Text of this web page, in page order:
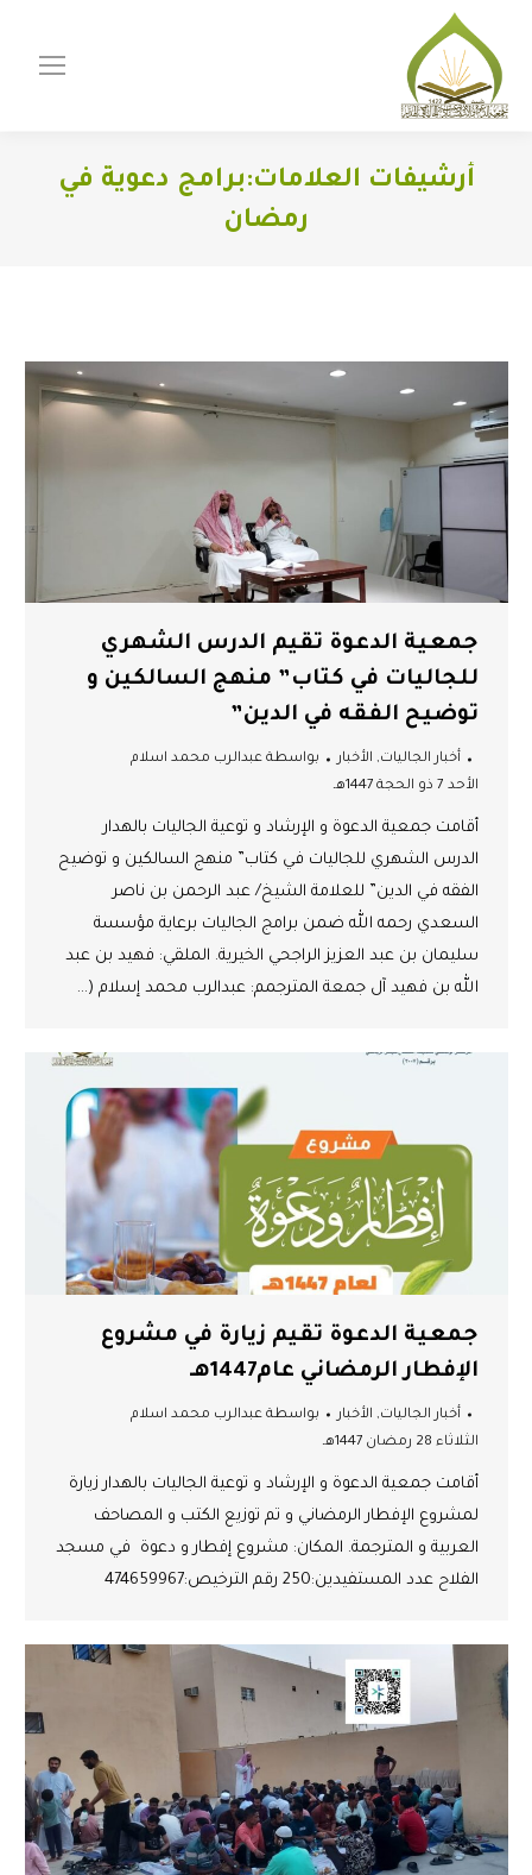
أرشيفات العلامات:برامج دعوية في
رمضان
جمعية الدعوة تقيم الدرس الشهري
للجاليات في كتاب” منهج السالكين و
توضيح الفقه في الدين”
أخبار الجاليات, الأخبار بواسطة عبدالرب محمد اسلام
الأحد 7 ذو الحجة 1447هـ
أقامت جمعية الدعوة و الإرشاد و توعية الجاليات بالهدار
الدرس الشهري للجاليات في كتاب” منهج السالكين و توضيح
الفقه في الدين” للعلامة الشيخ/ عبد الرحمن بن ناصر
السعدي رحمه الله ضمن برامج الجاليات برعاية مؤسسة
سليمان بن عبد العزيز الراجحي الخيرية. الملقي: فهيد بن عبد
الله بن فهيد آل جمعة المترجمم: عبدالرب محمد إسلام (…
جمعية الدعوة تقيم زيارة في مشروع
الإفطار الرمضاني عام1447هـ
أخبار الجاليات, الأخبار بواسطة عبدالرب محمد اسلام
الثلاثاء 28 رمضان 1447هـ
أقامت جمعية الدعوة و الإرشاد و توعية الجاليات بالهدار زيارة
لمشروع الإفطار الرمضاني و تم توزيع الكتب و المصاحف
العربية و المترجمة. المكان: مشروع إفطار و دعوة في مسجد
الفلاح عدد المستفيدين:250 رقم الترخيص:474659967